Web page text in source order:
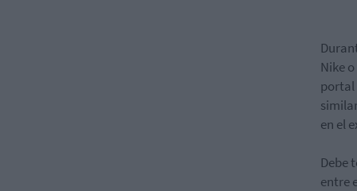
Nike
portal
en el
Debe
entre